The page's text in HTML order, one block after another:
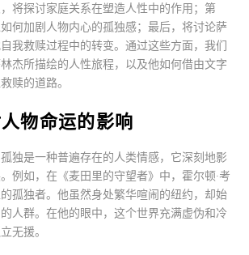
将探讨家庭关系在塑造人性中的作用；第
何加剧人物内心的孤独感；最后，将讨论萨
我救赎过程中的转变。通过这些方面，我们
杰所描绘的人性旅程，以及他如何借由文字
赎的道路。
物命运的影响
独是一种普遍存在的人类情感，它深刻地影
例如，在《麦田里的守望者》中，霍尔顿·考
孤独者。他虽然身处繁华喧闹的纽约，却始
人群。在他的眼中，这个世界充满虚伪和冷
无援。